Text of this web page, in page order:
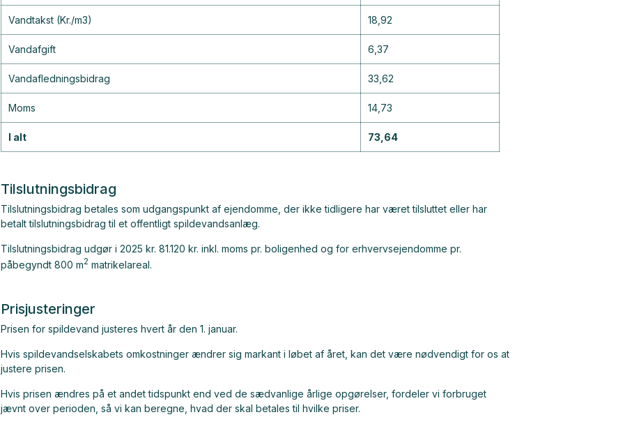
Vandtakst (Kr./m3) 18,92
Vandafgift 6,37
Vandafledningsbidrag 33,62
Moms 14,73
I alt 73,64
Tilslutningsbidrag
Tilslutningsbidrag betales som udgangspunkt af ejendomme, der ikke tidligere har været tilsluttet eller har
betalt tilslutningsbidrag til et offentligt spildevandsanlæg.
Tilslutningsbidrag udgør i 2025 kr. 81.120 kr. inkl. moms pr. boligenhed og for erhvervsejendomme pr.
påbegyndt 800 m2 matrikelareal.
Prisjusteringer
Prisen for spildevand justeres hvert år den 1. januar.
Hvis spildevandselskabets omkostninger ændrer sig markant i løbet af året, kan det være nødvendigt for os at
justere prisen.
Hvis prisen ændres på et andet tidspunkt end ved de sædvanlige årlige opgørelser, fordeler vi forbruget
jævnt over perioden, så vi kan beregne, hvad der skal betales til hvilke priser.